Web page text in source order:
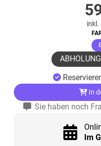
inkl.
ABHOLUNG
In
Sie haben noch
Im